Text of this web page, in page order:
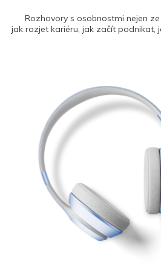
Rozhovory s osobnostmi nejen
jak rozjet kariéru, jak začít podnikat,